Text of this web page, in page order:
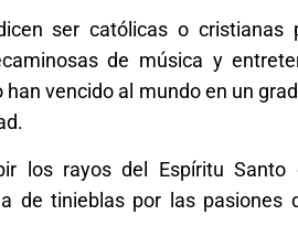
ser católicas o cristianas
de música y
vencido al mundo en un
los rayos del Espíritu Santo
de tinieblas por las pasiones